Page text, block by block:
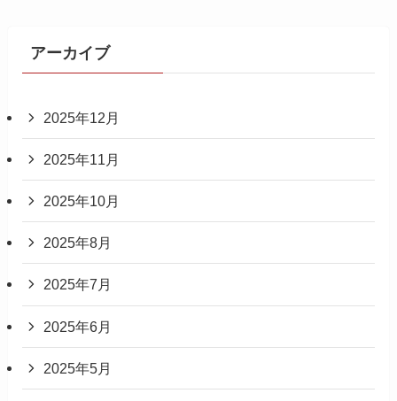
アーカイブ
2025年12月
2025年11月
2025年10月
2025年8月
2025年7月
2025年6月
2025年5月